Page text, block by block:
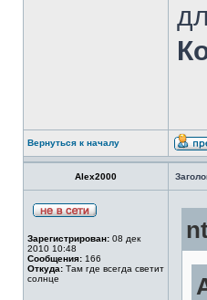
Вернуться к началу
Alex2000
Зарегистрирован: 08 дек
2010 10:48
Сообщения: 166
Откуда: Там где всегда светит
солнце